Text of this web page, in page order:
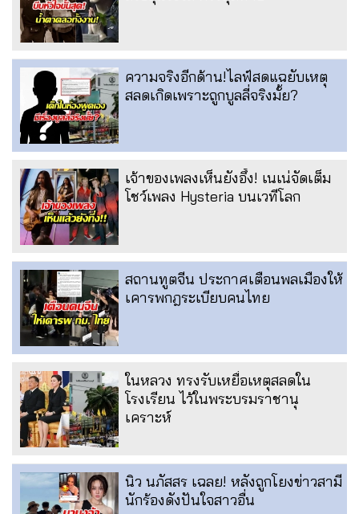
ความจริงอีกด้าน!ไลฟ์สดแฉยับเหตุ
สลดเกิดเพราะถูกบูลลี่จริงมั้ย?
เจ้าของเพลงเห็นยังอึ้ง! เนเน่จัดเต็ม
โชว์เพลง Hysteria บนเวทีโลก
สถานทูตจีน ประกาศเตือนพลเมืองให้
เคารพกฎระเบียบคนไทย
ในหลวง ทรงรับเหยื่อเหตุสลดใน
โรงเรียน ไว้ในพระบรมราชานุ
เคราะห์
นิว นภัสสร เฉลย! หลังถูกโยงข่าวสามี
นักร้องดังปันใจสาวอื่น